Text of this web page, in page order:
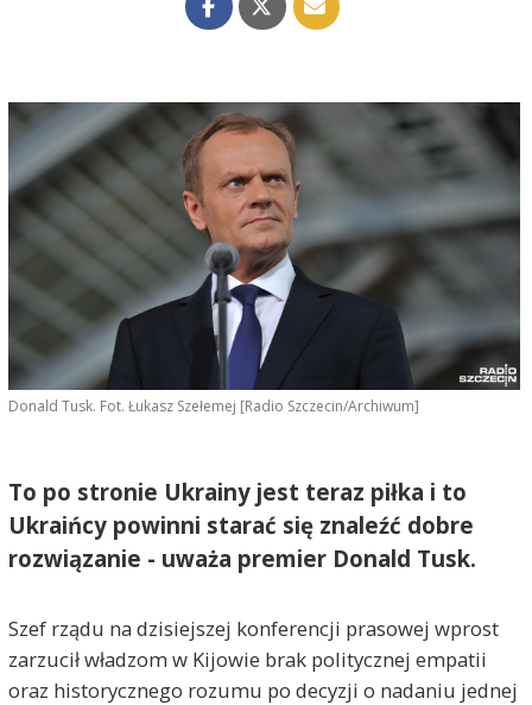
Donald Tusk. Fot. Łukasz Szełemej [Radio Szczecin/Archiwum]
To po stronie Ukrainy jest teraz piłka i to
Ukraińcy powinni starać się znaleźć dobre
rozwiązanie - uważa premier Donald Tusk.
Szef rządu na dzisiejszej konferencji prasowej wprost
zarzucił władzom w Kijowie brak politycznej empatii
oraz historycznego rozumu po decyzji o nadaniu jednej